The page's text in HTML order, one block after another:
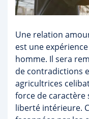
Une relation
est une
homme. Il sera
de contradictions
agricultrices
force de caractère
liberté intérieure.